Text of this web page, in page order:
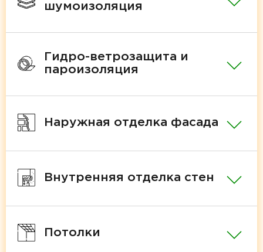
шумоизоляция
Гидро-ветрозащита и
пароизоляция
Наружная отделка фасада
Внутренняя отделка стен
Потолки